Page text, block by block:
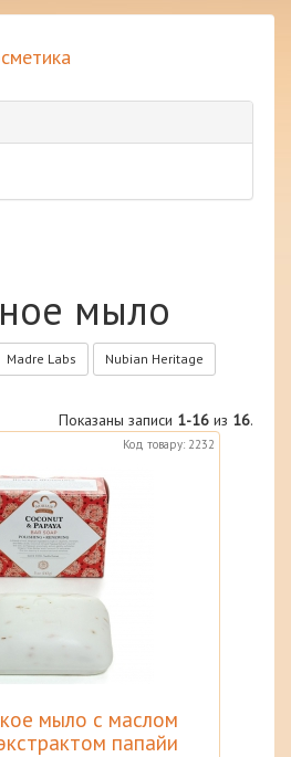
мыло
Madre Labs Nubian Heritage
Показаны записи 1-16 из 16.
Код товару: 2232
мыло с маслом
папайи